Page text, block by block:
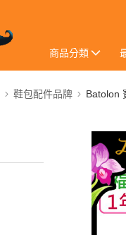
商品分類
鞋包配件品牌 Batolon